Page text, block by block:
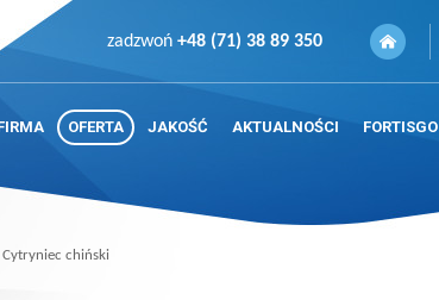
zadzwoń +48 (71) 38 89 350
OFERTA JAKOŚĆ AKTUALNOŚCI FORTISGO
Cytryniec chiński